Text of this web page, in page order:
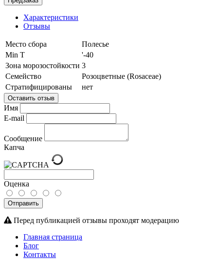
Характеристики
Отзывы
Место сбора
Полесье
Min T
'-40
Зона морозостойкости 3
Семейство
Розоцветные (Rosaceae)
Стратифицированы
нет
Оставить отзыв
Имя
E-mail
Сообщение
Капча
Оценка
Отправить
Перед публикацией отзывы проходят модерацию
Главная страница
Блог
Контакты